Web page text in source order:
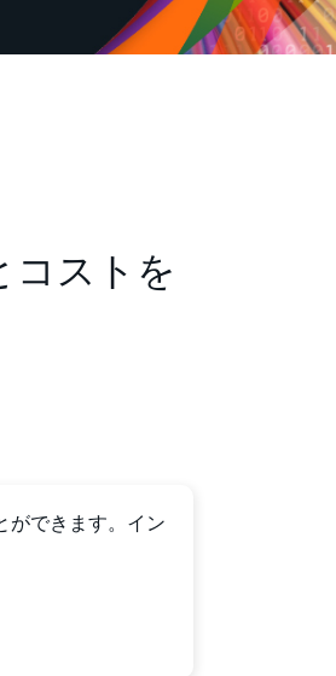
コストを
ができます。イン